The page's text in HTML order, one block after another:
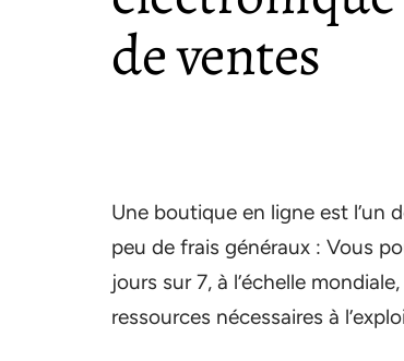
de ventes
Une boutique en ligne est l’un
peu de frais généraux : Vous
jours sur 7, à l’échelle
ressources nécessaires à